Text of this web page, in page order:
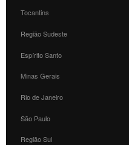
Tocantins
Região Sudeste
Espírito Santo
Minas Gerais
Rio de Janeiro
São Paulo
Região Sul